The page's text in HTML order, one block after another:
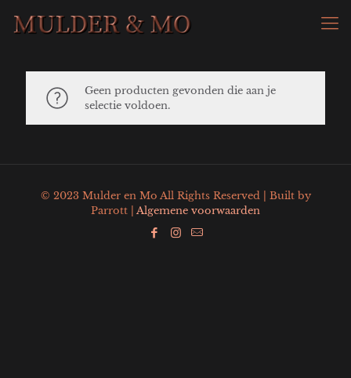
Geen producten gevonden die aan je
selectie voldoen.
© 2023 Mulder en Mo All Rights Reserved | Built by
Parrott | Algemene voorwaarden